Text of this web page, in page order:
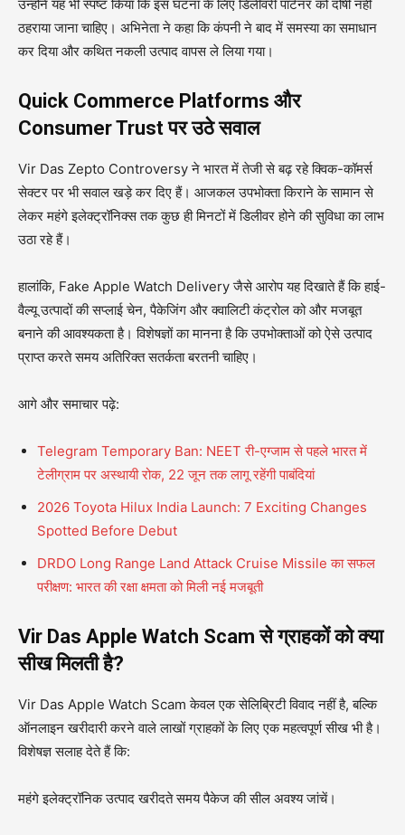
उन्होंने यह भी स्पष्ट किया कि इस घटना के लिए डिलीवरी पार्टनर को दोषी नहीं
ठहराया जाना चाहिए। अभिनेता ने कहा कि कंपनी ने बाद में समस्या का समाधान
कर दिया और कथित नकली उत्पाद वापस ले लिया गया।
Quick Commerce Platforms और
Consumer Trust पर उठे सवाल
Vir Das Zepto Controversy ने भारत में तेजी से बढ़ रहे क्विक-कॉमर्स
सेक्टर पर भी सवाल खड़े कर दिए हैं। आजकल उपभोक्ता किराने के सामान से
लेकर महंगे इलेक्ट्रॉनिक्स तक कुछ ही मिनटों में डिलीवर होने की सुविधा का लाभ
उठा रहे हैं।
हालांकि, Fake Apple Watch Delivery जैसे आरोप यह दिखाते हैं कि हाई-
वैल्यू उत्पादों की सप्लाई चेन, पैकेजिंग और क्वालिटी कंट्रोल को और मजबूत
बनाने की आवश्यकता है। विशेषज्ञों का मानना है कि उपभोक्ताओं को ऐसे उत्पाद
प्राप्त करते समय अतिरिक्त सतर्कता बरतनी चाहिए।
आगे और समाचार पढ़े:
Telegram Temporary Ban: NEET री-एग्जाम से पहले भारत में
टेलीग्राम पर अस्थायी रोक, 22 जून तक लागू रहेंगी पाबंदियां
2026 Toyota Hilux India Launch: 7 Exciting Changes
Spotted Before Debut
DRDO Long Range Land Attack Cruise Missile का सफल
परीक्षण: भारत की रक्षा क्षमता को मिली नई मजबूती
Vir Das Apple Watch Scam से ग्राहकों को क्या
सीख मिलती है?
Vir Das Apple Watch Scam केवल एक सेलिब्रिटी विवाद नहीं है, बल्कि
ऑनलाइन खरीदारी करने वाले लाखों ग्राहकों के लिए एक महत्वपूर्ण सीख भी है।
विशेषज्ञ सलाह देते हैं कि:
महंगे इलेक्ट्रॉनिक उत्पाद खरीदते समय पैकेज की सील अवश्य जांचें।